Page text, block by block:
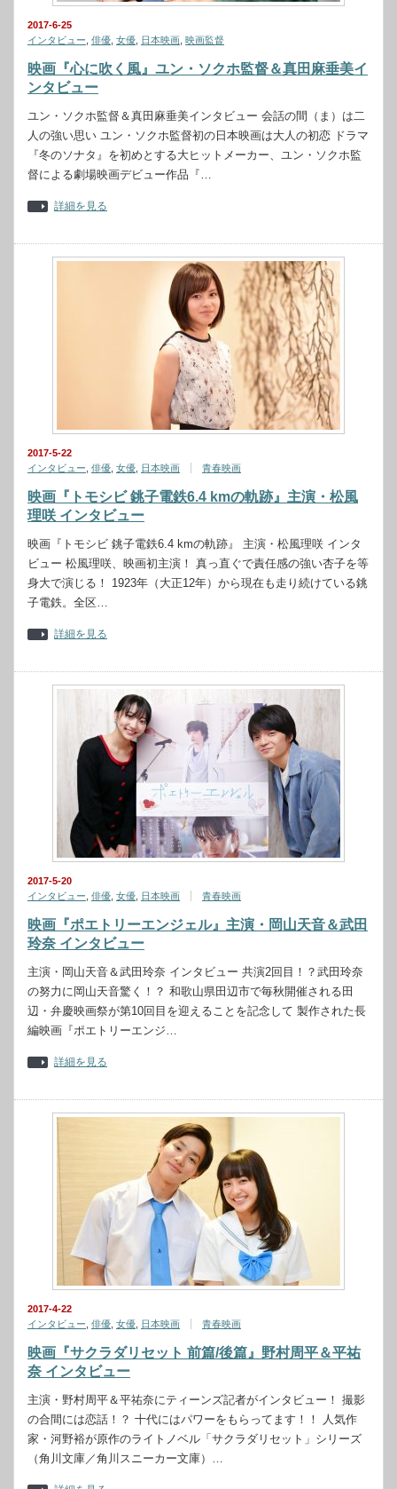
2017-6-25
インタビュー 俳優 女優 日本映画 映画監督
映画『心に吹く風』ユン・ソクホ監督＆真田麻垂美イ
ンタビュー
ユン・ソクホ監督＆真田麻垂美インタビュー 会話の間（ま）は二
人の強い思い ユン・ソクホ監督初の日本映画は大人の初恋 ドラマ
『冬のソナタ』を初めとする大ヒットメーカー、ユン・ソクホ監
督による劇場映画デビュー作品『…
詳細を見る
2017-5-22
インタビュー 俳優 女優 日本映画 青春映画
映画『トモシビ 銚子電鉄6.4 kmの軌跡』主演・松風
理咲 インタビュー
映画『トモシビ 銚子電鉄6.4 kmの軌跡』 主演・松風理咲 インタ
ビュー 松風理咲、映画初主演！ 真っ直ぐで責任感の強い杏子を等
身大で演じる！ 1923年（大正12年）から現在も走り続けている銚
子電鉄。全区…
詳細を見る
2017-5-20
インタビュー 俳優 女優 日本映画 青春映画
映画『ポエトリーエンジェル』主演・岡山天音＆武田
玲奈 インタビュー
主演・岡山天音＆武田玲奈 インタビュー 共演2回目！？武田玲奈
の努力に岡山天音驚く！？ 和歌山県田辺市で毎秋開催される田
辺・弁慶映画祭が第10回目を迎えることを記念して 製作された長
編映画『ポエトリーエンジ…
詳細を見る
2017-4-22
インタビュー 俳優 女優 日本映画 青春映画
映画『サクラダリセット 前篇/後篇』野村周平＆平祐
奈 インタビュー
主演・野村周平＆平祐奈にティーンズ記者がインタビュー！ 撮影
の合間には恋話！？ 十代にはパワーをもらってます！！ 人気作
家・河野裕が原作のライトノベル「サクラダリセット」シリーズ
（角川文庫／角川スニーカー文庫）…